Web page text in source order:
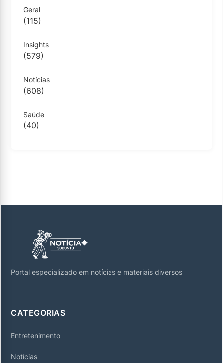
Geral
(115)
Insights
(579)
Notícias
(608)
Saúde
(40)
Portal especializado em notícias e materiais diversos
CATEGORIAS
Entretenimento
Notícias